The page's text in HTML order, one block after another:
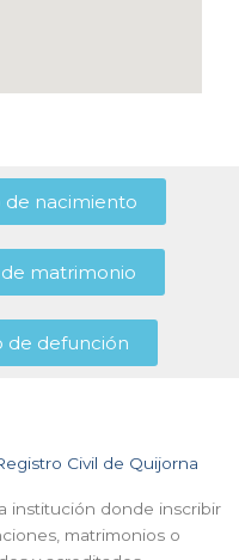
de nacimiento
matrimonio
de defunción
Civil de Quijorna
institución donde inscribir
matrimonios o